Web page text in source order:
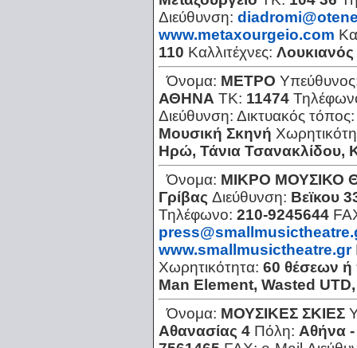
Διεύθυνση:
www.metaxourgeio.com
110 Καλλιτέχνες:
Όνομα: ΜΕΤΡΟ
ΑΘΗΝΑ ΤΚ: 11474
Διεύθυνση: Δικτυακός
Μουσική Σκηνή
Ηρώ, Τάνια Τσανακλίδου,
Όνομα: ΜΙΚΡΟ ΜΟΥΣΙΚΟ
Γρίβας Διεύθυνση: Βεϊκου
Τηλέφωνο: 210-9245644
www.smallmusictheatre.gr
Χωρητικότητα: 60 θέσεων
Man Element, Wasted
Όνομα: ΜΟΥΣΙΚΕΣ ΣΚΙΕΣ
Αθανασίας 4 Πόλη: Αθήνα -